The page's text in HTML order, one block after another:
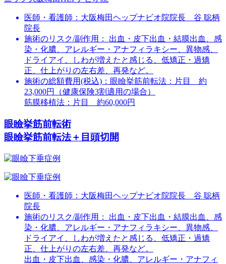
医師・看護師： 大阪梅田ヘップナビオ院院長 谷 聡柄
院長
施術のリスク/副作用：
出血・皮下出血・結膜出血、感
染・化膿、アレルギー・アナフィラキシー、異物感、
ドライアイ、しわが増えたと感じる、低矯正・過矯
正、仕上がりの左右差、再発など。
施術の総額費用(税込)： 眼瞼挙筋前転法：片目 約
23,000円（健康保険3割適用の場合）
筋膜移植法：片目 約60,000円
眼瞼挙筋前転術
眼瞼挙筋前転法＋目頭切開
医師・看護師： 大阪梅田ヘップナビオ院院長 谷 聡柄
院長
施術のリスク/副作用：
出血・皮下出血・結膜出血、感
染・化膿、アレルギー・アナフィラキシー、異物感、
ドライアイ、しわが増えたと感じる、低矯正・過矯
正、仕上がりの左右差、再発など。
出血・皮下出血、感染・化膿、アレルギー・アナフィ